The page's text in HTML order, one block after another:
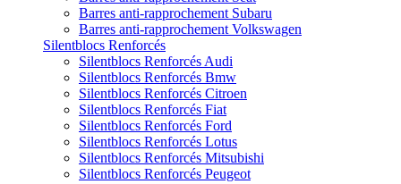
Barres anti-rapprochement Subaru
Barres anti-rapprochement Volkswagen
Silentblocs Renforcés
Silentblocs Renforcés Audi
Silentblocs Renforcés Bmw
Silentblocs Renforcés Citroen
Silentblocs Renforcés Fiat
Silentblocs Renforcés Ford
Silentblocs Renforcés Lotus
Silentblocs Renforcés Mitsubishi
Silentblocs Renforcés Peugeot